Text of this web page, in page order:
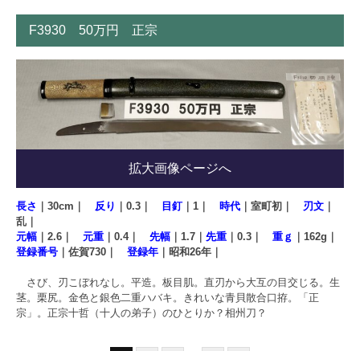
F3930 50万円 正宗
拡大画像ページへ
長さ ｜30cm｜ 反り ｜0.3｜ 目釘 ｜1｜ 時代 ｜室町初｜ 刃文
乱｜
元幅 ｜2.6｜ 元重 ｜0.4｜ 先幅 ｜1.7｜ 先重 ｜0.3｜ 重ｇ
｜162g｜
登録番号 ｜佐賀730｜ 登録年 ｜昭和26年｜
さび、刃こぼれなし。平造。板目肌。直刃から大互の目交じる。生
茎。栗尻。金色と銀色二重ハバキ。きれいな青貝散合口拵。「正
宗」。正宗十哲（十人の弟子）のひとりか？相州刀？